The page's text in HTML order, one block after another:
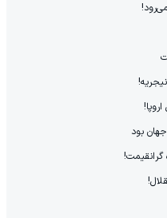
بود
گرانقیمت!